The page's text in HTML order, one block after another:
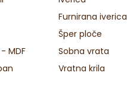
MDF
Furnirana iverica
Šper ploče
Sobna vrata
Vratna krila